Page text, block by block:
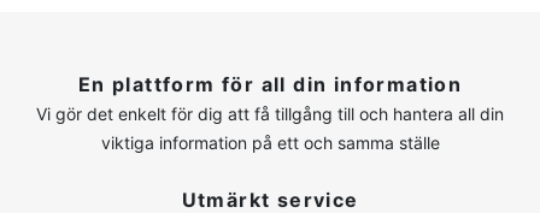
En plattform för all din information
Vi gör det enkelt för dig att få tillgång till och hantera all din
viktiga information på ett och samma ställe
Utmärkt service